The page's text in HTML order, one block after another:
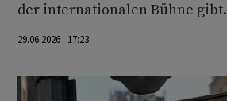
der internationalen Bühne gibt.
29.06.2026 17:23